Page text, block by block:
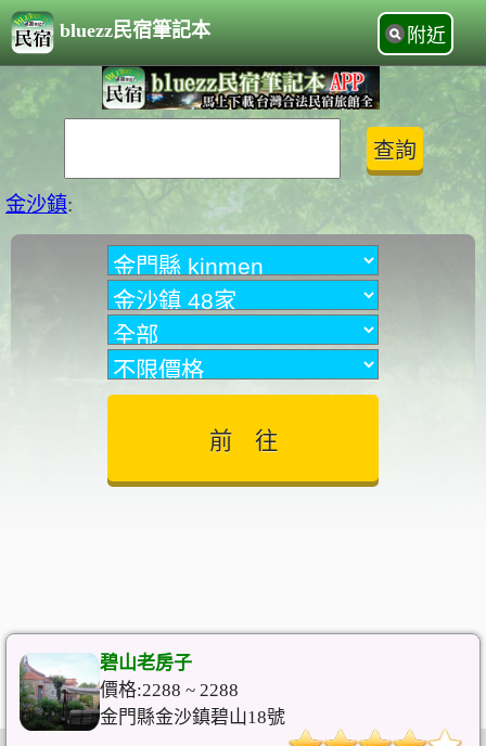
bluezz民宿筆記本 附近
金沙鎮:
碧山老房子
價格:2288 ~ 2288
金門縣金沙鎮碧山18號